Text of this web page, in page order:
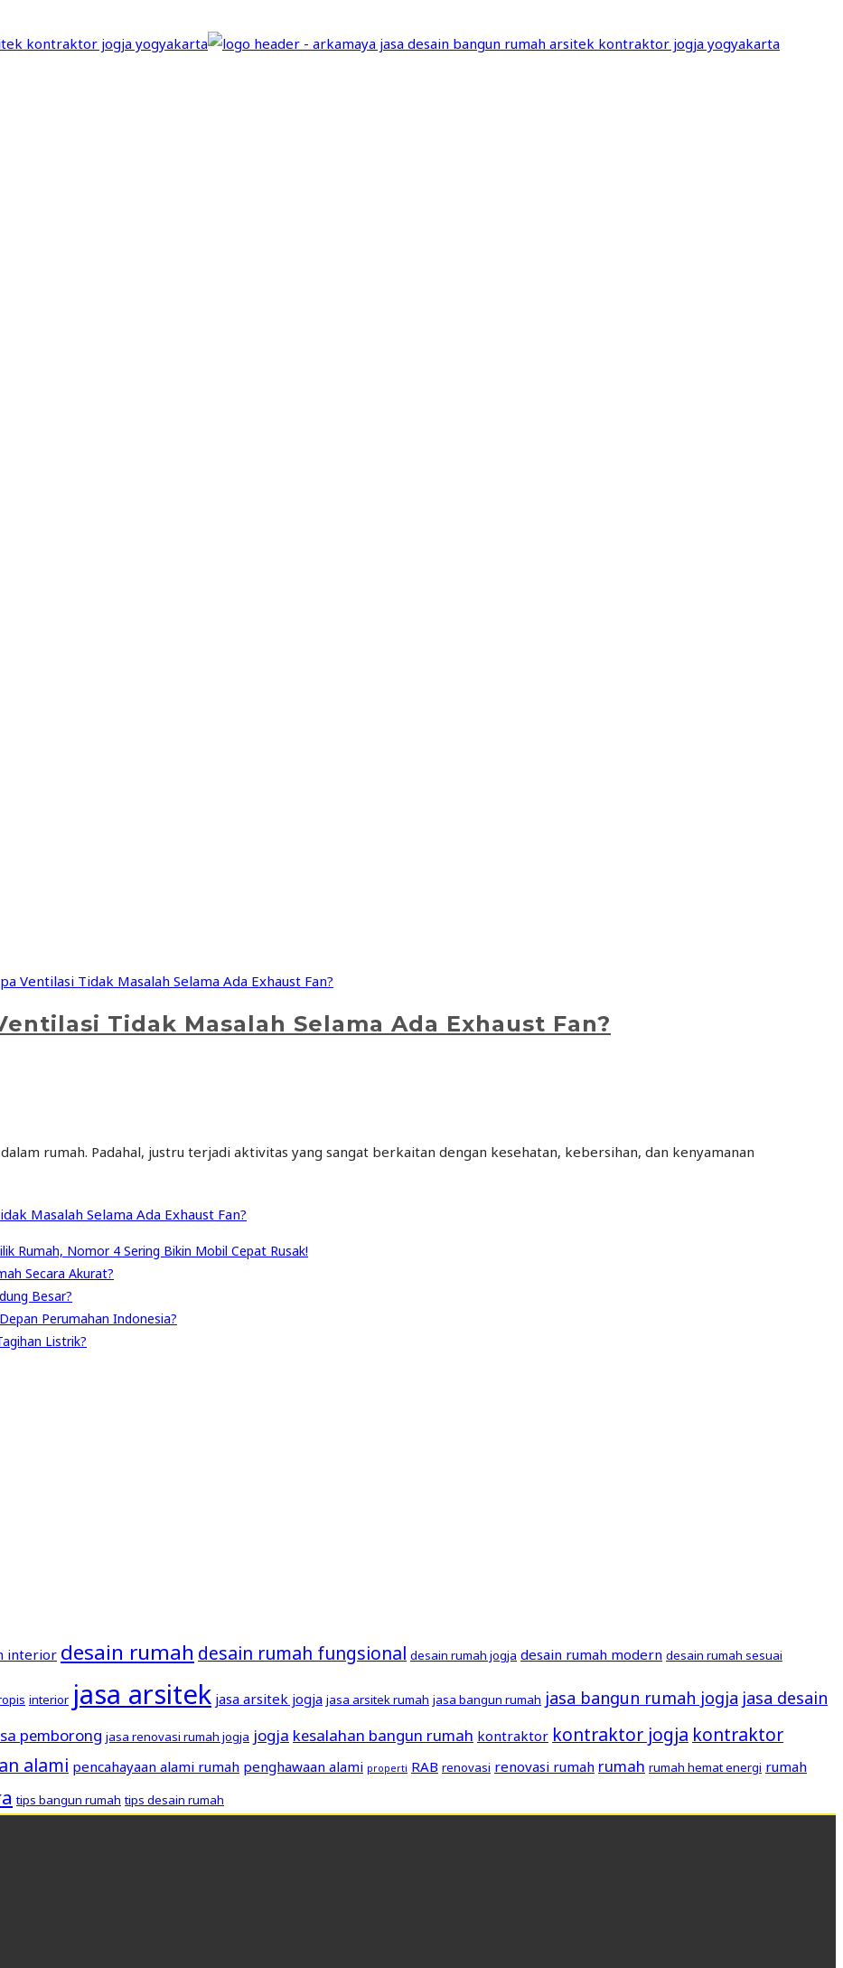
Tidak Masalah Selama Ada Exhaust Fan?
rumah. Padahal, justru terjadi aktivitas yang sangat berkaitan dengan kesehatan, kebersihan, dan kenyamanan
Masalah Selama Ada Exhaust Fan?
Rumah, Nomor 4 Sering Bikin Mobil Cepat Rusak!
Secara Akurat?
Besar?
Perumahan Indonesia?
Listrik?
interior desain rumah desain rumah fungsional desain rumah jogja desain rumah modern desain rumah sesuai
interior jasa arsitek jasa arsitek jogja jasa arsitek rumah jasa bangun rumah jasa bangun rumah jogja jasa desain
pemborong jasa renovasi rumah jogja jogja kesalahan bangun rumah kontraktor kontraktor jogja kontraktor
alami pencahayaan alami rumah penghawaan alami properti RAB renovasi renovasi rumah rumah rumah hemat energi rumah
tips bangun rumah tips desain rumah